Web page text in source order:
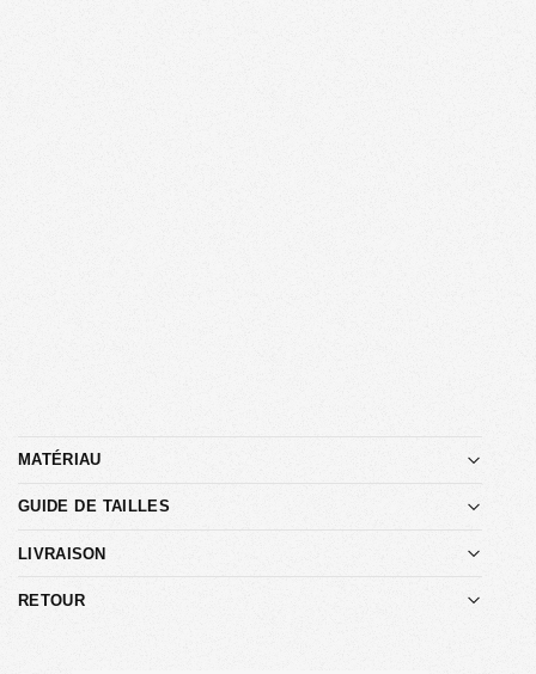
MATÉRIAU
GUIDE DE TAILLES
LIVRAISON
RETOUR